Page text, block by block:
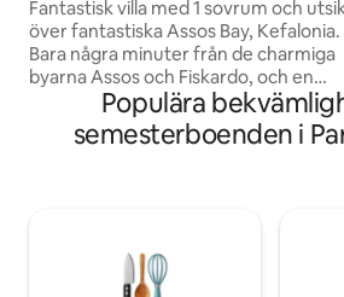
Fantastisk villa med 1 sovrum och
över fantastiska Assos Bay, Kefalonia.
Bara några minuter från de charmiga
byarna Assos och Fiskardo, och en
andning bort från den vackra Myrtos
Beach! denna fridfulla tillflyktsort har
privat pool, elegant inredning och
poolen, eller utforska de närliggande
stränderna och tavernorna – paradiset
Populära
semesterboenden i